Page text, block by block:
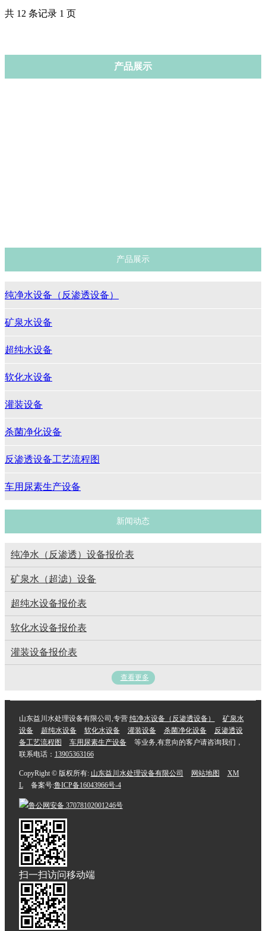
共 12 条记录 1 页
产品展示
产品展示
纯净水设备（反渗透设备）
矿泉水设备
超纯水设备
软化水设备
灌装设备
杀菌净化设备
反渗透设备工艺流程图
车用尿素生产设备
新闻动态
纯净水（反渗透）设备报价表
矿泉水（超滤）设备
超纯水设备报价表
软化水设备报价表
灌装设备报价表
查看更多
山东益川水处理设备有限公司,专营 纯净水设备（反渗透设备）
矿泉水
设备
超纯水设备 软化水设备 灌装设备 杀菌净化设备
反渗透设
备工艺流程图
车用尿素生产设备
等业务,有意向的客户请咨询我们，
联系电话： 13905363166
CopyRight © 版权所有: 山东益川水处理设备有限公司 网站地图
XM
L
备案号:鲁ICP备16043966号-4
鲁公网安备37078102001246号
扫一扫访问移动端